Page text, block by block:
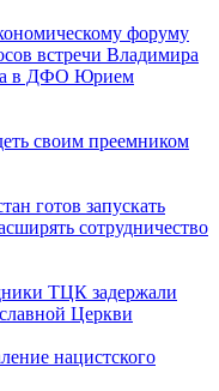
форуму
встречи Владимира
в ДФО Юрием
своим преемником
готов запускать
сотрудничество
ТЦК задержали
Церкви
нацистского